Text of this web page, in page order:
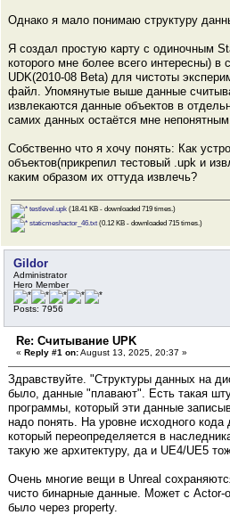
Однако я мало понимаю структуру
Я создал простую карту с одиночным
которого мне более всего интересны) в
UDK(2010-08 Beta) для чистоты
файл. Упомянутые выше данные
извлекаются данные объектов в
самих данных остаётся мне
Собственно что я хочу понять: Как
объектов(прикрепил тестовый .upk и
каким образом их оттуда извлечь?
testlevel.upk (18.41 KB - downloaded 719 times.)
staticmeshactor_46.txt (0.12 KB - downloaded 715 times.)
Gildor
Administrator
Hero Member
Posts: 7956
Re: Считывание UPK
« Reply #1 on:August 13, 2025, 20:37 »
Здравствуйте. "Структуры данных на
было, данные "плавают". Есть такая
программы, который эти данные
надо понять. На уровне исходного
который переопределяется в
такую же архитектуру, да и UE4/UE5
Очень многие вещи в Unreal
чисто бинарные данные. Может с Actor-
было через property.